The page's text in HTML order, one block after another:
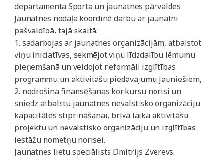
departamenta Sporta un jaunatnes pārvaldes
Jaunatnes nodaļa koordinē darbu ar jaunatni
pašvaldībā, tajā skaitā:
1. sadarbojas ar jaunatnes organizācijām, atbalstot
viņu iniciatīvas, sekmējot viņu līdzdalību lēmumu
pieņemšanā un veidojot neformāli izglītības
programmu un aktivitāšu piedāvājumu jauniešiem,
2. nodrošina finansēšanas konkursu norisi un
sniedz atbalstu jaunatnes nevalstisko organizāciju
kapacitātes stiprināšanai, brīvā laika aktivitāšu
projektu un nevalstisko organizāciju un izglītības
iestāžu nometņu norisei.
Jaunatnes lietu speciālists Dmitrijs Zverevs.